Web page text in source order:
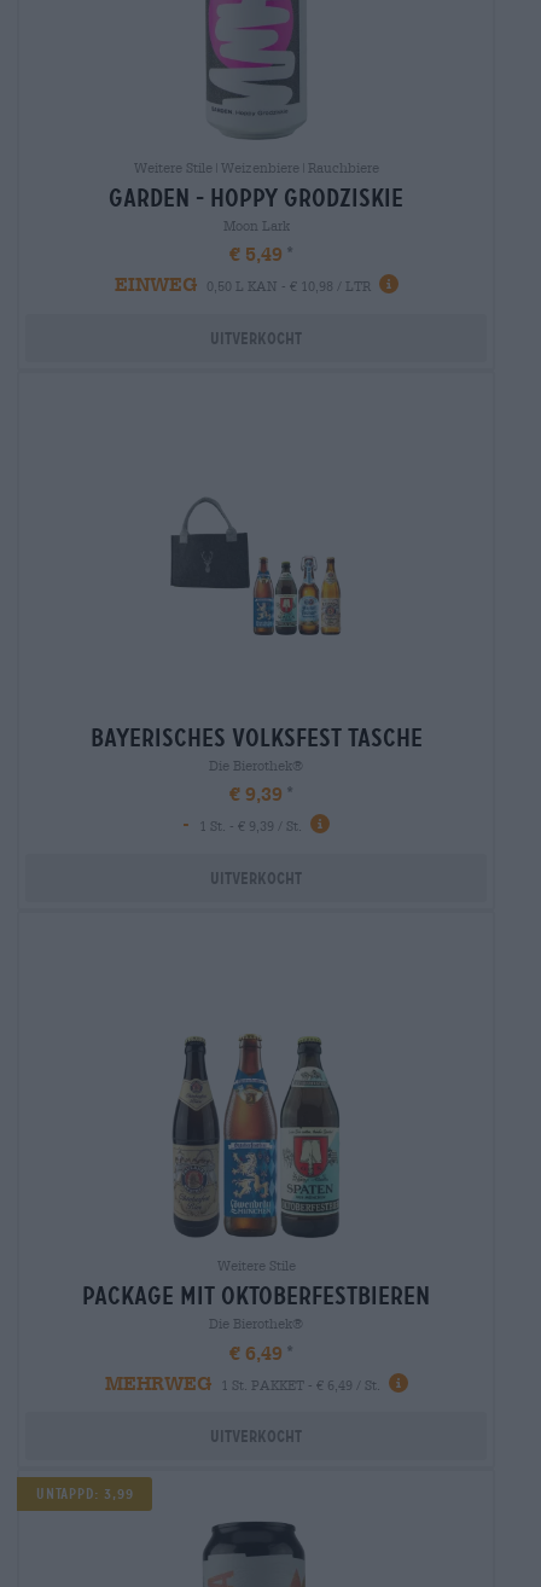
Weitere Stile|Weizenbiere|Rauchbiere
garden - hoppy grodziskie
Moon Lark
€ 5,49
EINWEG
0,50 L KAN - € 10,98 / LTR
Uitverkocht
bayerisches volksfest tasche
Die Bierothek®
€ 9,39
-
1 St. - € 9,39 / St.
Uitverkocht
Weitere Stile
package mit oktoberfestbieren
Die Bierothek®
€ 6,49
MEHRWEG
1 St. PAKKET - € 6,49 / St.
Uitverkocht
Untappd: 3,99